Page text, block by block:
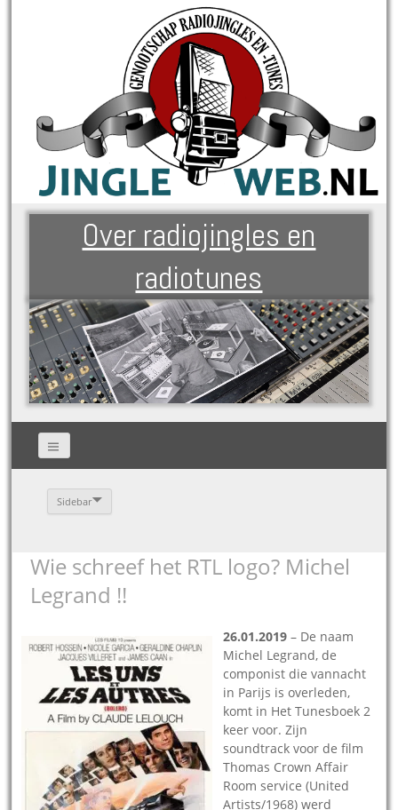
Over radiojingles en
radiotunes
Sidebar
Wie schreef het RTL logo? Michel
Legrand !!
26.01.2019 – De naam
Michel Legrand, de
componist die vannacht
in Parijs is overleden,
komt in Het Tunesboek 2
keer voor. Zijn
soundtrack voor de film
Thomas Crown Affair
Room service (United
Artists/1968) werd